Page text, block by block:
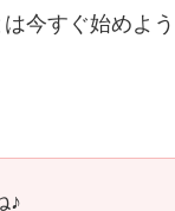
今すぐ始めよ
♪